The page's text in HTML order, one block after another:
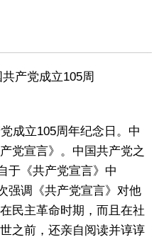
产党成立105周
成立105周年纪念日。中
党宣言》。中国共产党之
于《共产党宣言》中
强调《共产党宣言》对他
民主革命时期，而且在社
之前，还亲自阅读并谆谆